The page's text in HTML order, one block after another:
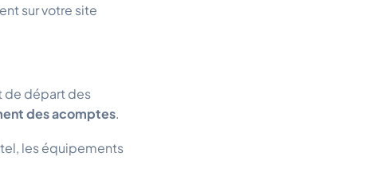
sur votre site
de départ des
des acomptes.
les équipements